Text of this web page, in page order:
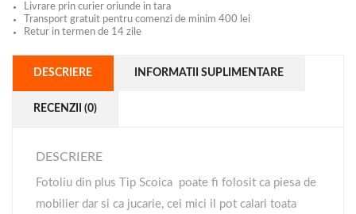
Livrare prin curier oriunde in tara
Transport gratuit pentru comenzi de minim 400 lei
Retur in termen de 14 zile
DESCRIERE INFORMATII SUPLIMENTARE
RECENZII (0)
DESCRIERE
Fotoliu din plus Tip Scoica poate fi folosit ca piesa de
mobilier dar si ca jucarie, cei mici il pot calari toata